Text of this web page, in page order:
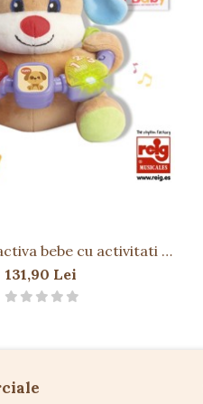
bebe cu activitati si
20 cm - Catel
131,90 Lei